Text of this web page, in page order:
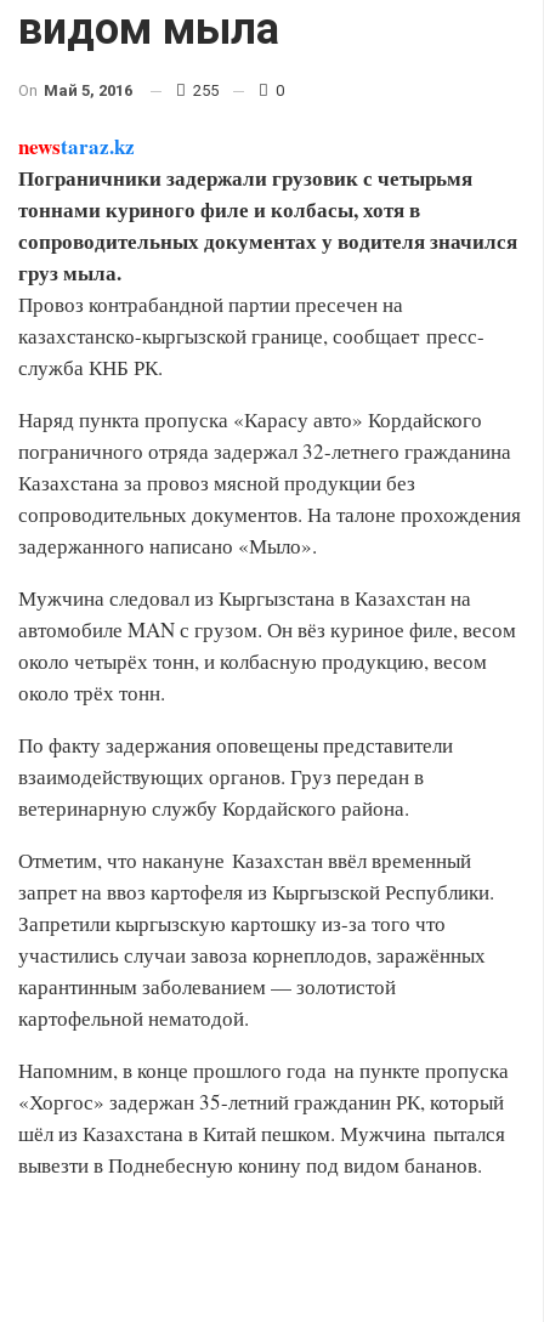
видом мыла
On Май 5, 2016 255 0
newstaraz.kz
Пограничники задержали грузовик с четырьмя
тоннами куриного филе и колбасы, хотя в
сопроводительных документах у водителя значился
груз мыла.
Провоз контрабандной партии пресечен на
казахстанско-кыргызской границе, сообщает пресс-
служба КНБ РК.
Наряд пункта пропуска «Карасу авто» Кордайского
пограничного отряда задержал 32-летнего гражданина
Казахстана за провоз мясной продукции без
сопроводительных документов. На талоне прохождения
задержанного написано «Мыло».
Мужчина следовал из Кыргызстана в Казахстан на
автомобиле MAN с грузом. Он вёз куриное филе, весом
около четырёх тонн, и колбасную продукцию, весом
около трёх тонн.
По факту задержания оповещены представители
взаимодействующих органов. Груз передан в
ветеринарную службу Кордайского района.
Отметим, что накануне Казахстан ввёл временный
запрет на ввоз картофеля из Кыргызской Республики.
Запретили кыргызскую картошку из-за того что
участились случаи завоза корнеплодов, заражённых
карантинным заболеванием — золотистой
картофельной нематодой.
Напомним, в конце прошлого года на пункте пропуска
«Хоргос» задержан 35-летний гражданин РК, который
шёл из Казахстана в Китай пешком. Мужчина пытался
вывезти в Поднебесную конину под видом бананов.